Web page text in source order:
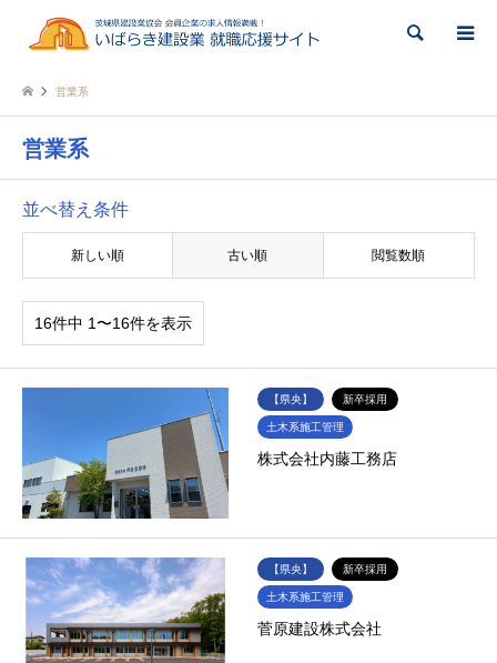
検索
営業系
営業系
並べ替え条件
新しい順 古い順 閲覧数順
16件中 1〜16件を表示
【県央】 新卒採用
土木系施工管理
株式会社内藤工務店
【県央】 新卒採用
土木系施工管理
菅原建設株式会社